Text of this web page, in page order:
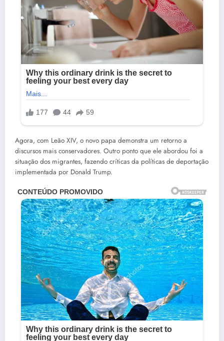
Agora, com Leão XIV, o novo papa demonstra um retorno a
discursos mais conservadores. Outro ponto que ele abordou foi a
situação dos migrantes, fazendo críticas da políticas de deportação
implementada por Donald Trump.